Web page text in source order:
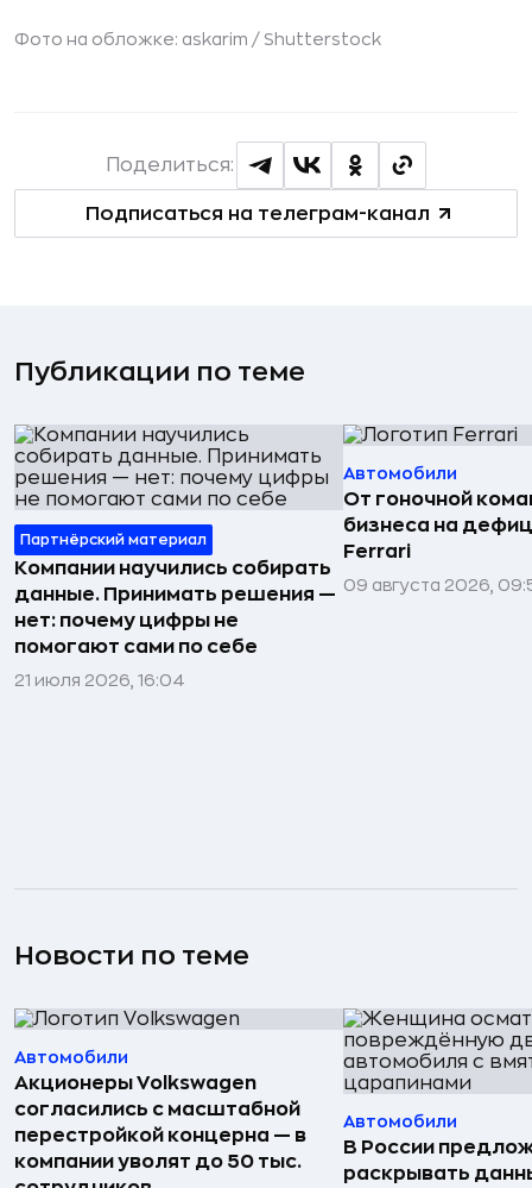
Фото на обложке: askarim / Shutterstock
Подписаться на телеграм-канал
Поделиться:
Публикации по теме
Партнёрский материал
Компании научились собирать
данные. Принимать решения —
нет: почему цифры не
помогают сами по себе
21 июля 2026, 16:04
Автомобили
От гоночной
бизнеса на
Ferrari
09 августа 2026,
Новости по теме
Автомобили
Акционеры Volkswagen
согласились с масштабной
перестройкой концерна — в
компании уволят до 50 тыс.
Автомобили
В России
раскрывать